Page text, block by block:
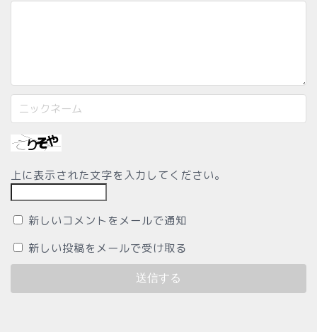
上に表示された文字を入力してください。
新しいコメントをメールで通知
新しい投稿をメールで受け取る